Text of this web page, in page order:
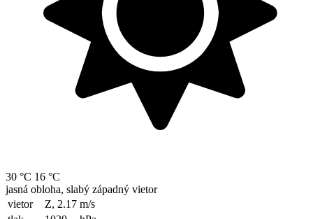
30 °C 16 °C
jasná obloha, slabý západný vietor
vietor
Z, 2.17 m/s